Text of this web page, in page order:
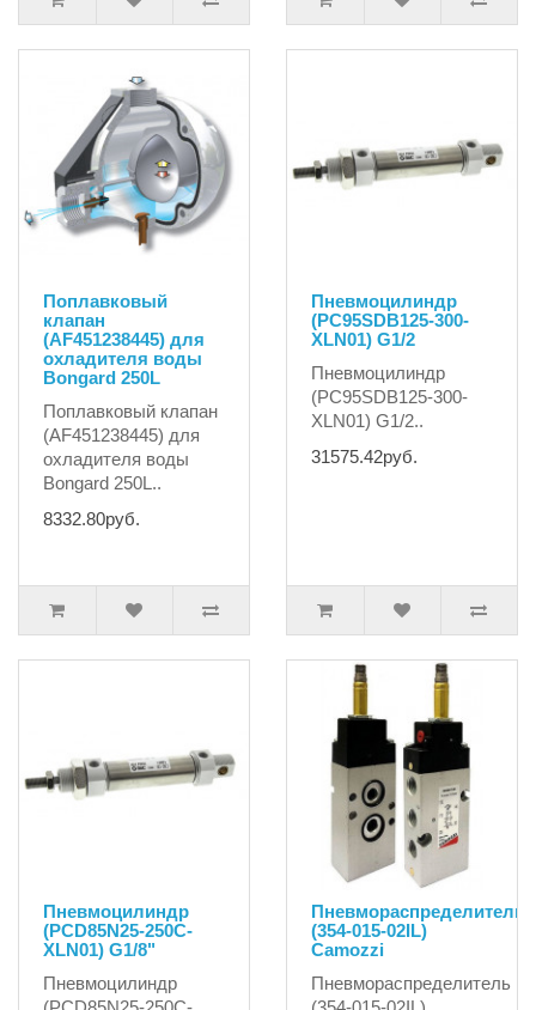
Поплавковый
клапан
(AF451238445) для
охладителя воды
Bongard 250L
Поплавковый клапан
(AF451238445) для
охладителя воды
Bongard 250L..
8332.80руб.
Пневмоцилиндр
(PC95SDB125-300-
XLN01) G1/2
Пневмоцилиндр
(PC95SDB125-300-
XLN01) G1/2..
31575.42руб.
Пневмоцилиндр
(PCD85N25-250C-
XLN01) G1/8"
Пневмоцилиндр
Пневмораспределитель
(354-015-02IL)
Camozzi
Пневмораспределитель